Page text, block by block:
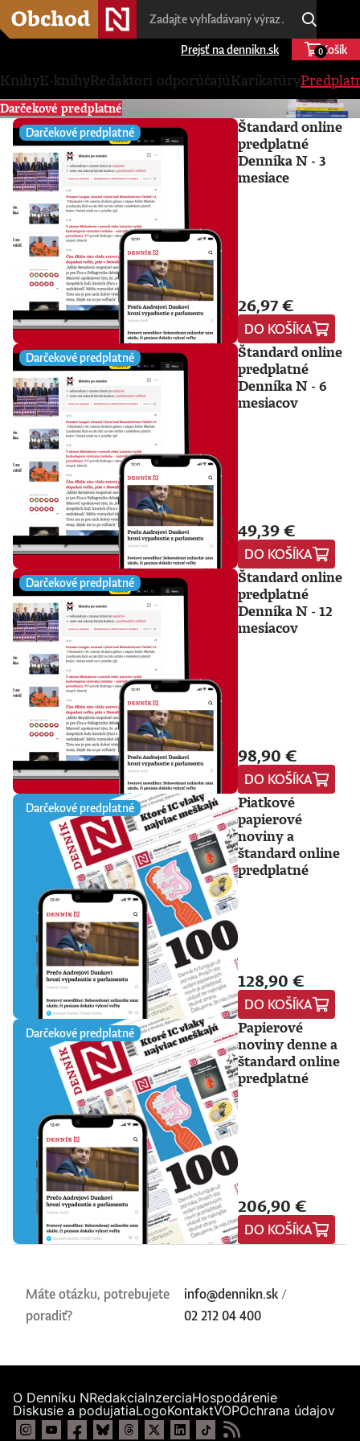
Prejsť na dennikn.sk Košík
0
KnihyE-knihyRedaktori odporúčajúKarikatúry
Darčekové predplatné
Darčekové predplatné
Štandard online
predplatné
Denníka N - 3
mesiace
26,97 €
DO KOŠÍKA
Darčekové predplatné
Štandard online
predplatné
Denníka N - 6
mesiacov
49,39 €
DO KOŠÍKA
Darčekové predplatné
Štandard online
predplatné
Denníka N - 12
mesiacov
98,90 €
DO KOŠÍKA
Darčekové predplatné
Piatkové
papierové
noviny a
štandard online
predplatné
128,90 €
DO KOŠÍKA
Darčekové predplatné
Papierové
noviny denne a
štandard online
predplatné
206,90 €
DO KOŠÍKA
Máte otázku, potrebujete
poradiť?
info@dennikn.sk /
02 212 04 400
O Denníku NRedakciaInzerciaHospodárenie
Diskusie a podujatiaLogoKontaktVOPOchrana údajov